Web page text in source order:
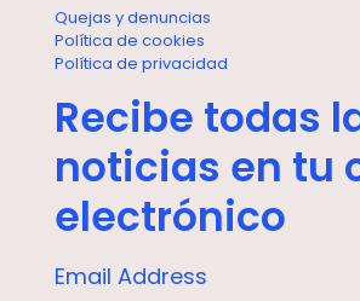
Quejas y denuncias
Política de cookies
Política de privacidad
Recibe todas
noticias en tu
electrónico
Email Address